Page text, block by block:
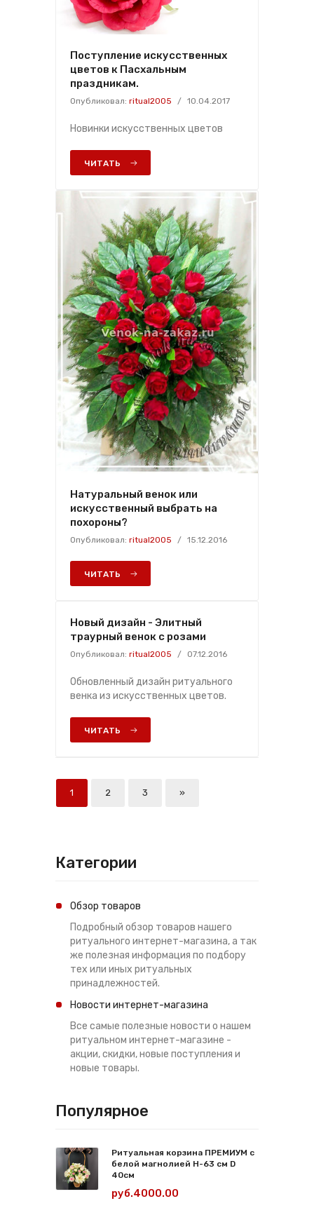
Поступление искусственных
цветов к Пасхальным
праздникам.
Опубликовал: ritual2005 / 10.04.2017
Новинки искусственных цветов
ЧИТАТЬ
Натуральный венок или
искусственный выбрать на
похороны?
Опубликовал: ritual2005 / 15.12.2016
ЧИТАТЬ
Новый дизайн - Элитный
траурный венок с розами
Опубликовал: ritual2005 / 07.12.2016
Обновленный дизайн ритуального
венка из искусственных цветов.
ЧИТАТЬ
1 2 3 »
Категории
Обзор товаров
Подробный обзор товаров нашего
ритуального интернет-магазина, а так
же полезная информация по подбору
тех или иных ритуальных
принадлежностей.
Новости интернет-магазина
Все самые полезные новости о нашем
ритуальном интернет-магазине -
акции, скидки, новые поступления и
новые товары.
Популярное
Ритуальная корзина ПРЕМИУМ с
белой магнолией Н-63 см D
40см
руб.4000.00